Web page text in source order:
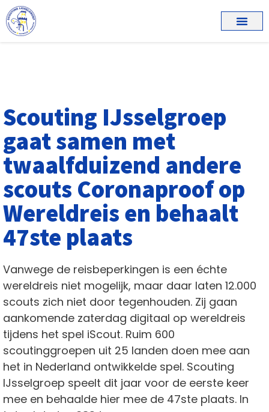
Scouting IJsselgroep
gaat samen met
twaalfduizend andere
scouts Coronaproof op
Wereldreis en behaalt
47ste plaats
Vanwege de reisbeperkingen is een échte
wereldreis niet mogelijk, maar daar laten 12.000
scouts zich niet door tegenhouden. Zij gaan
aankomende zaterdag digitaal op wereldreis
tijdens het spel iScout. Ruim 600
scoutinggroepen uit 25 landen doen mee aan
het in Nederland ontwikkelde spel. Scouting
IJsselgroep speelt dit jaar voor de eerste keer
mee en behaalde hier mee de 47ste plaats. In